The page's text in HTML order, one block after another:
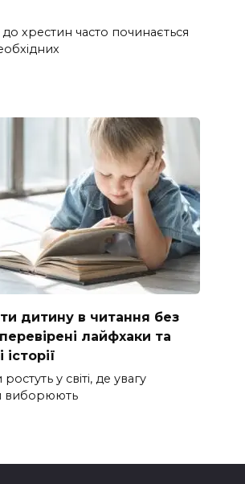
до хрестин часто починається
дитину в читання без
лайфхаки та
ростуть у світі, де увагу
виборюють